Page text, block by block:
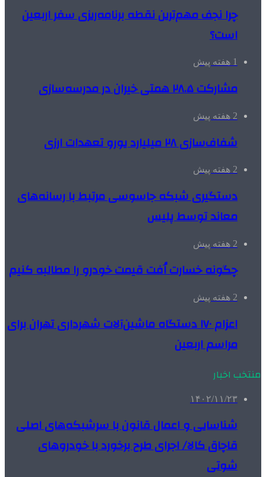
چرا نجف مهم‌ترین نقطه برنامه‌ریزی سفر اربعین
است؟
1 هفته پیش
مشارکت ۲۸.۵ همتی خیران در مدرسه‌سازی
2 هفته پیش
شفاف‌سازی ۲۸ میلیارد یورو تعهدات ارزی
2 هفته پیش
دستگیری شبکه جاسوسی مرتبط با رسانه‌های
معاند توسط پلیس
2 هفته پیش
چگونه خسارت اُفت قیمت خودرو را مطالبه کنیم
2 هفته پیش
اعزام ۱۷۰ دستگاه ماشین‌آلات شهرداری تهران برای
مراسم اربعین
منتخب اخبار
۱۴۰۲/۱۱/۲۳
شناسایی و اعمال قانون با سرشبکه‌های اصلی
قاچاق کالا/ اجرای طرح برخورد با خودروهای
شوتی